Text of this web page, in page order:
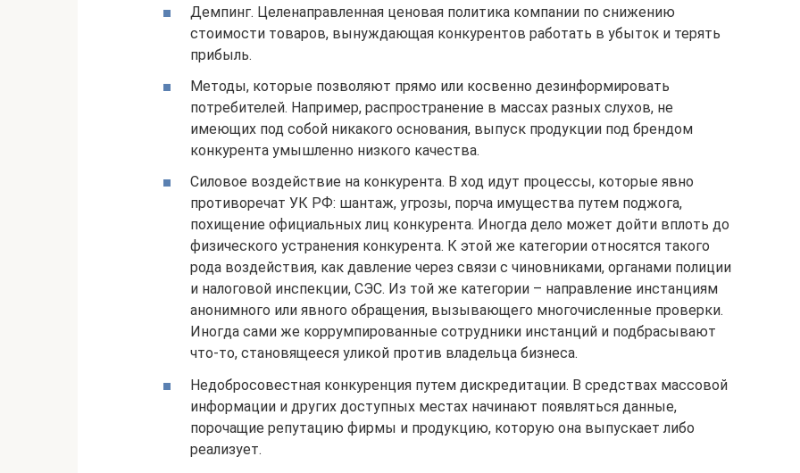
Демпинг. Целенаправленная ценовая политика компании по снижению
стоимости товаров, вынуждающая конкурентов работать в убыток и терять
прибыль.
Методы, которые позволяют прямо или косвенно дезинформировать
потребителей. Например, распространение в массах разных слухов, не
имеющих под собой никакого основания, выпуск продукции под брендом
конкурента умышленно низкого качества.
Силовое воздействие на конкурента. В ход идут процессы, которые явно
противоречат УК РФ: шантаж, угрозы, порча имущества путем поджога,
похищение официальных лиц конкурента. Иногда дело может дойти вплоть до
физического устранения конкурента. К этой же категории относятся такого
рода воздействия, как давление через связи с чиновниками, органами полиции
и налоговой инспекции, СЭС. Из той же категории – направление инстанциям
анонимного или явного обращения, вызывающего многочисленные проверки.
Иногда сами же коррумпированные сотрудники инстанций и подбрасывают
что-то, становящееся уликой против владельца бизнеса.
Недобросовестная конкуренция путем дискредитации. В средствах массовой
информации и других доступных местах начинают появляться данные,
порочащие репутацию фирмы и продукцию, которую она выпускает либо
реализует.